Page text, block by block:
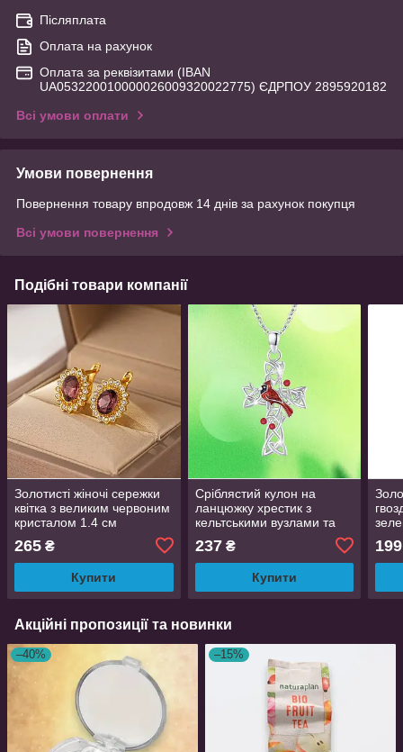
Післяплата
Оплата на рахунок
Оплата за реквізитами (IBAN
UA053220010000026009320022775) ЄДРПОУ 2895920182
Всі умови оплати
Умови повернення
Повернення товару впродовж 14 днів за рахунок покупця
Всі умови повернення
Подібні товари компанії
Золотисті жіночі сережки
квітка з великим червоним
кристалом 1.4 см
265 ₴
Купити
Сріблястий кулон на
ланцюжку хрестик з
кельтськими вузлами та
кардинал 1.2 см 45+5 см
LuxAurum402
237₴
Купити
см
199
Акційні пропозиції та новинки
–40% –15%